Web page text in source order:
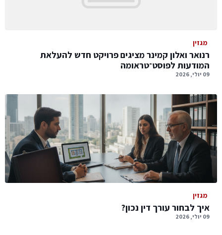
מגזין
רנואר ואלון קמינר מציגים פרויקט חדש להעלאת
המודעות לפוסט־טראומה
09 יולי, 2026
מגזין
איך לבחור עורך דין נכון?
09 יולי, 2026